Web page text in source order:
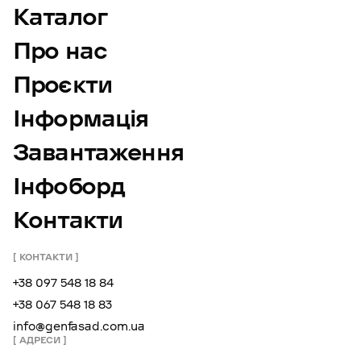
Каталог
Про нас
Проєкти
Інформація
Завантаження
Інфоборд
Контакти
КОНТАКТИ
+38 097 548 18 84
+38 067 548 18 83
info@genfasad.com.ua
АДРЕСИ